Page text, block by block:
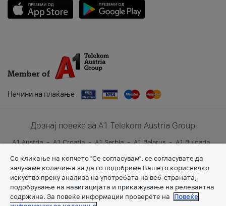
Member of
Начини на плаќање
Дознај повеќе за A1 Telekom Austria Group
A1 Austria A1 Croatia A1 Serbia A1 Belarus
A1 Bulgaria
Со кликање на копчето "Се согласувам", се согласувате да
зачуваме колачиња за да го подобриме Вашето корисничко
искуство преку анализа на употребата на веб-страната,
подобрување на навигацијата и прикажување на релевантна
содржина. За повеќе информации проверете на
Повеќе